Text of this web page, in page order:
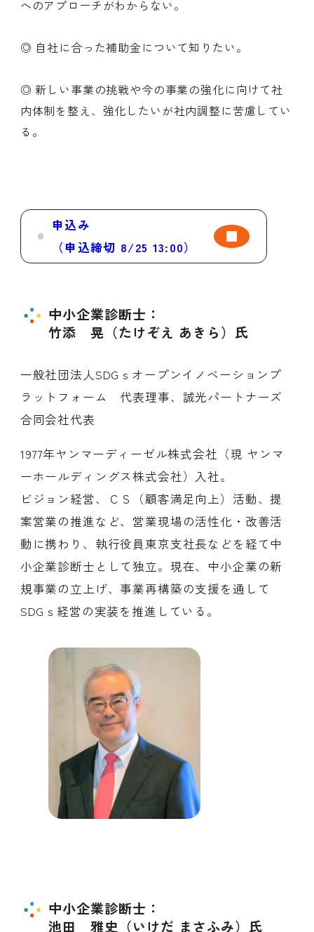
へのアプローチがわからない。
◎ 自社に合った補助金について知りたい。
◎ 新しい事業の挑戦や今の事業の強化に向けて社
内体制を整え、強化したいが社内調整に苦慮してい
る。
申込み
（申込締切 8/25 13:00）
中小企業診断士：
竹添 晃（たけぞえ あきら）氏
一般社団法人SDGｓオープンイノベーションプ
ラットフォーム 代表理事、誠光パートナーズ
合同会社代表
1977年ヤンマーディーゼル株式会社（現 ヤンマ
ーホールディングス株式会社）入社。
ビジョン経営、ＣＳ（顧客満足向上）活動、提
案営業の推進など、営業現場の活性化・改善活
動に携わり、執行役員東京支社長などを経て中
小企業診断士として独立。現在、中小企業の新
規事業の立上げ、事業再構築の支援を通して
SDGｓ経営の実装を推進している。
中小企業診断士：
池田 雅史（いけだ まさふみ）氏